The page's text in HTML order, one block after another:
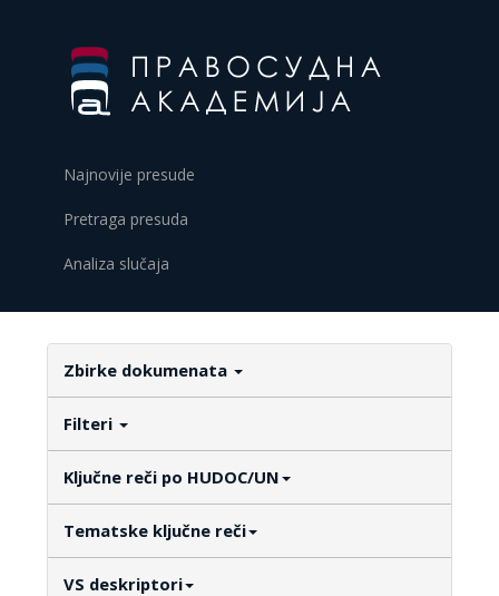
Najnovije presude
Pretraga presuda
Analiza slučaja
Zbirke dokumenata
Filteri
Ključne reči po HUDOC/UN
Tematske ključne reči
VS deskriptori